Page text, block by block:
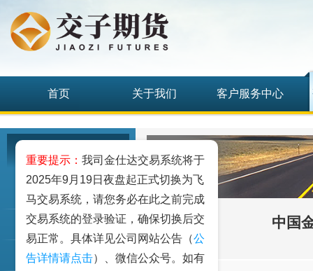
首页 关于我们 客户服务中心
工业品
农业品
金融期货和衍生品
中国
重要提示： 我司金仕达交易系统将于
2025年9月19日夜盘起正式切换为飞
马交易系统，请您务必在此之前完成
交易系统的登录验证，确保切换后交
易正常。具体详见公司网站公告（公
告详情请点击）、微信公众号。如有